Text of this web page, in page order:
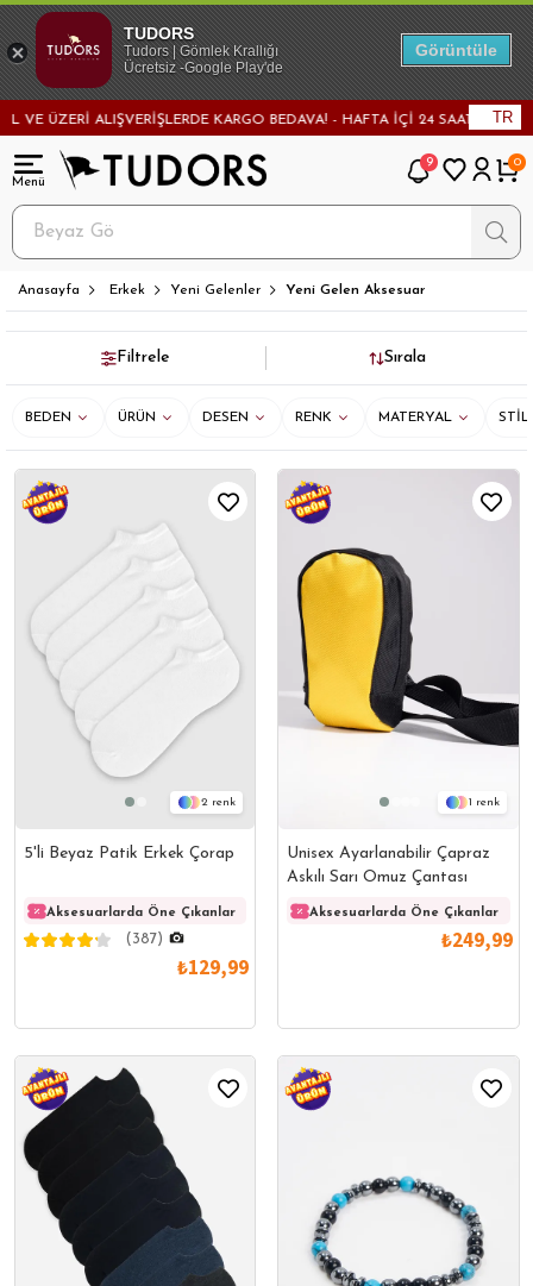
KARGO BEDAVA! - HAFTA İÇİ 24 SAATTE KARGODA! - MAĞAZADAN
TR
9 0
Anasayfa Erkek Yeni Gelenler Yeni Gelen Aksesuar
Filtrele Sırala
BEDEN ÜRÜN DESEN RENK MATERYAL STİL
2
5'li Beyaz Patik Erkek Çorap
Aksesuarlarda Öne Çıkanlar Aksesuarlarda Öne Çıkanlar
(387)
₺129,99
1
Unisex Ayarlanabilir Çapraz
Askılı Sarı Omuz Çantası
Aksesuarlarda Öne Çıkanlar
₺249,99
TUDORS
Tudors | Gömlek Krallığı
Ücretsiz -Google Play'de
Görüntüle